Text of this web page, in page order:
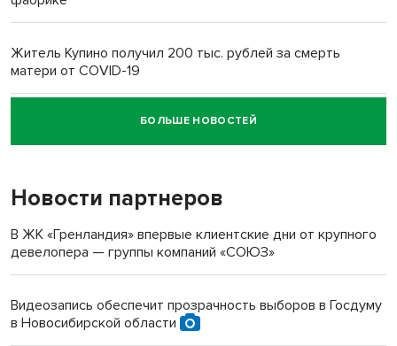
Житель Купино получил 200 тыс. рублей за смерть
матери от COVID-19
Новосибирский суд наказал водителя за смерть
пенсионерки на вокзале
«Мы живём на пастбище!»: в новосибирском селе лошади
терроризируют жителей
Инвалид получил условный срок за избиение врачей
Новосибирский преподаватель с женой вошли в топ-16
БОЛЬШЕ НОВОСТЕЙ
Новости партнеров
В ЖК «Гренландия» впервые клиентские дни от крупного
девелопера — группы компаний «СОЮЗ»
Видеозапись обеспечит прозрачность выборов в Госдуму
в Новосибирской области